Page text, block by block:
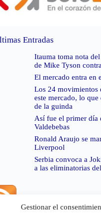
Gestionar el
Entradas
Itauma toma nota
de Mike Tyson
El mercado entra en
Los 24 movimientos
este mercado, lo
de la guinda
Así fue el primer día
Valdebebas
Ronald Araujo se
Liverpool
Serbia convoca a
a las eliminatorias
de RSS:Retrieved